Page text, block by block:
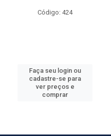
Código: 424
Faça seu login ou
cadastre-se para
ver preços e
comprar